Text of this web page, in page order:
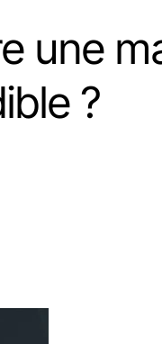
une
?